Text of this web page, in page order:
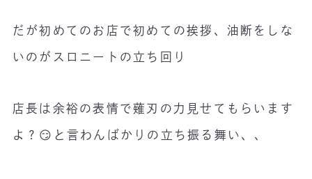
だが初めてのお店で初めての挨拶、油断をしな
いのがスロニートの立ち回り
店長は余裕の表情で薙刃の力見せてもらいます
よ？😏と言わんばかりの立ち振る舞い、、